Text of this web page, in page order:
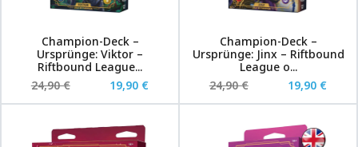
Champion-Deck –
Ursprünge: Viktor –
Riftbound League...
24,90 €
19,90 €
Champion-Deck –
Ursprünge: Jinx – Riftbound
League o...
24,90 €
19,90 €